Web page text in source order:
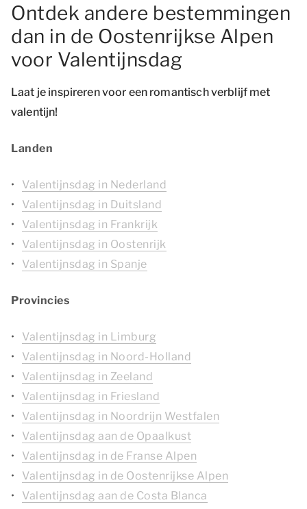
Ontdek andere bestemmingen
dan in de Oostenrijkse Alpen
voor Valentijnsdag
Laat je inspireren voor een romantisch verblijf met
valentijn!
Landen
Valentijnsdag in Nederland
Valentijnsdag in Duitsland
Valentijnsdag in Frankrijk
Valentijnsdag in Oostenrijk
Valentijnsdag in Spanje
Provincies
Valentijnsdag in Limburg
Valentijnsdag in Noord-Holland
Valentijnsdag in Zeeland
Valentijnsdag in Friesland
Valentijnsdag in Noordrijn Westfalen
Valentijnsdag aan de Opaalkust
Valentijnsdag in de Franse Alpen
Valentijnsdag in de Oostenrijkse Alpen
Valentijnsdag aan de Costa Blanca